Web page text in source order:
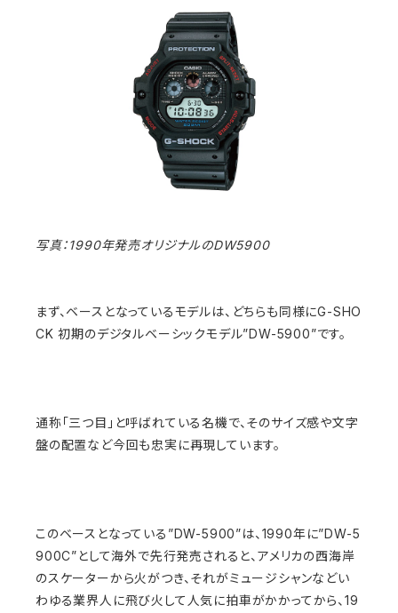
写真：1990年発売オリジナルのDW5900
まず、ベースとなっているモデルは、どちらも同様にG-SHO
CK 初期のデジタルベーシックモデル”DW-5900”です。
通称「三つ目」と呼ばれている名機で、そのサイズ感や文字
盤の配置など今回も忠実に再現しています。
このベースとなっている”DW-5900”は、1990年に”DW-5
900C”として海外で先行発売されると、アメリカの西海岸
のスケーターから火がつき、それがミュージシャンなどい
わゆる業界人に飛び火して人気に拍車がかかってから、19